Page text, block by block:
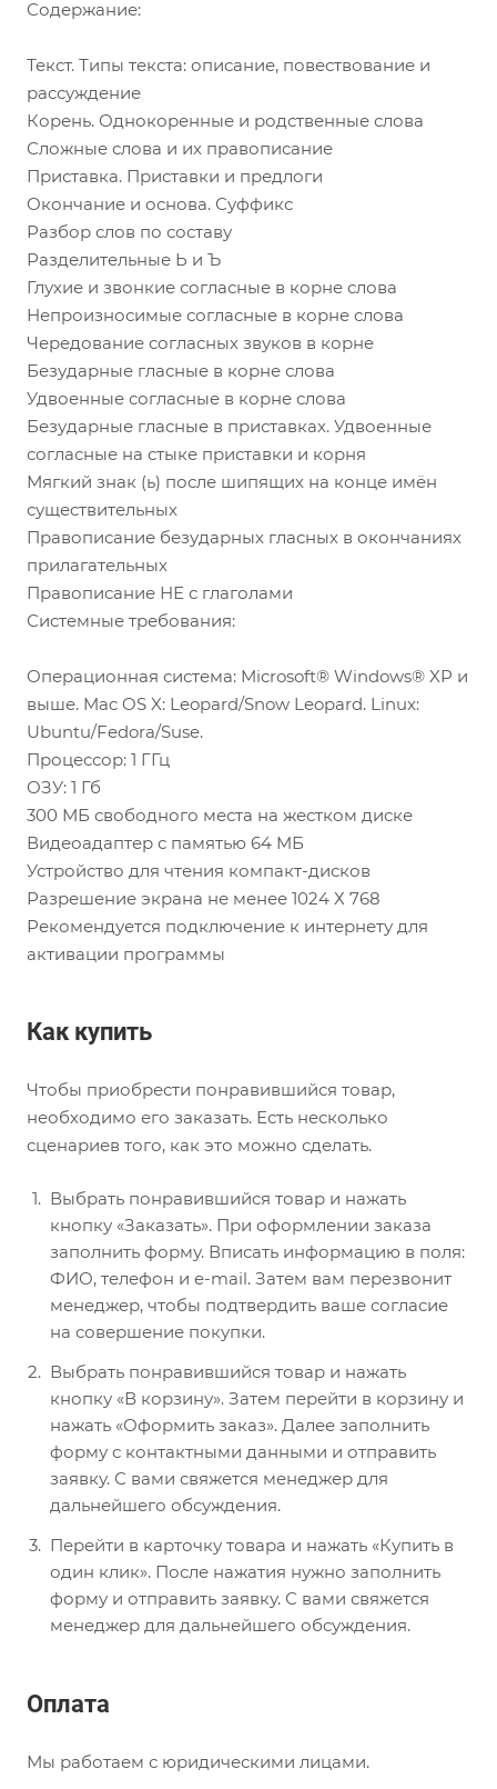
Содержание:
Текст. Типы текста: описание, повествование и
рассуждение
Корень. Однокоренные и родственные слова
Сложные слова и их правописание
Приставка. Приставки и предлоги
Окончание и основа. Суффикс
Разбор слов по составу
Разделительные Ь и Ъ
Глухие и звонкие согласные в корне слова
Непроизносимые согласные в корне слова
Чередование согласных звуков в корне
Безударные гласные в корне слова
Удвоенные согласные в корне слова
Безударные гласные в приставках. Удвоенные
согласные на стыке приставки и корня
Мягкий знак (ь) после шипящих на конце имён
существительных
Правописание безударных гласных в окончаниях
прилагательных
Правописание НЕ с глаголами
Системные требования:
Операционная система: Microsoft® Windows® XP и
выше. Mac OS X: Leopard/Snow Leopard. Linux:
Ubuntu/Fedora/Suse.
Процессор: 1 ГГц
ОЗУ: 1 Гб
300 МБ свободного места на жестком диске
Видеоадаптер с памятью 64 MБ
Устройство для чтения компакт-дисков
Разрешение экрана не менее 1024 Х 768
Рекомендуется подключение к интернету для
активации программы
Как купить
Чтобы приобрести понравившийся товар,
необходимо его заказать. Есть несколько
сценариев того, как это можно сделать.
Выбрать понравившийся товар и нажать
кнопку «Заказать». При оформлении заказа
заполнить форму. Вписать информацию в поля:
ФИО, телефон и e-mail. Затем вам перезвонит
менеджер, чтобы подтвердить ваше согласие
на совершение покупки.
Выбрать понравившийся товар и нажать
кнопку «В корзину». Затем перейти в корзину и
нажать «Оформить заказ». Далее заполнить
форму с контактными данными и отправить
заявку. С вами свяжется менеджер для
дальнейшего обсуждения.
Перейти в карточку товара и нажать «Купить в
один клик». После нажатия нужно заполнить
форму и отправить заявку. С вами свяжется
менеджер для дальнейшего обсуждения.
Оплата
Мы работаем с юридическими лицами.